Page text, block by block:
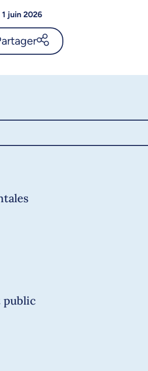
1 juin 2026
de Montréal -
X.com Facebook
LinkedIn Courriel
public